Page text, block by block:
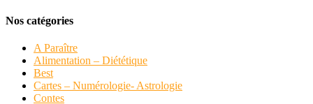
Nos catégories
A Paraître
Alimentation – Diététique
Best
Cartes – Numérologie- Astrologie
Contes